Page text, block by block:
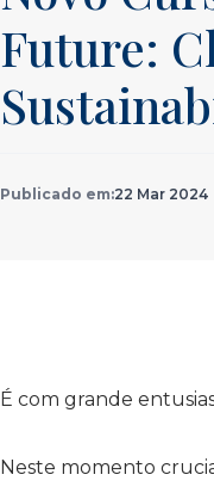
Future:
Publicado em:22 Mar 2024
É com grande
Neste momento